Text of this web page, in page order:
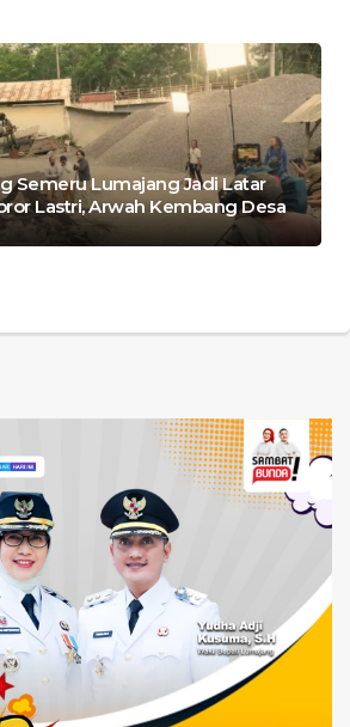
Semeru Lumajang Jadi Latar
Lastri, Arwah Kembang Desa